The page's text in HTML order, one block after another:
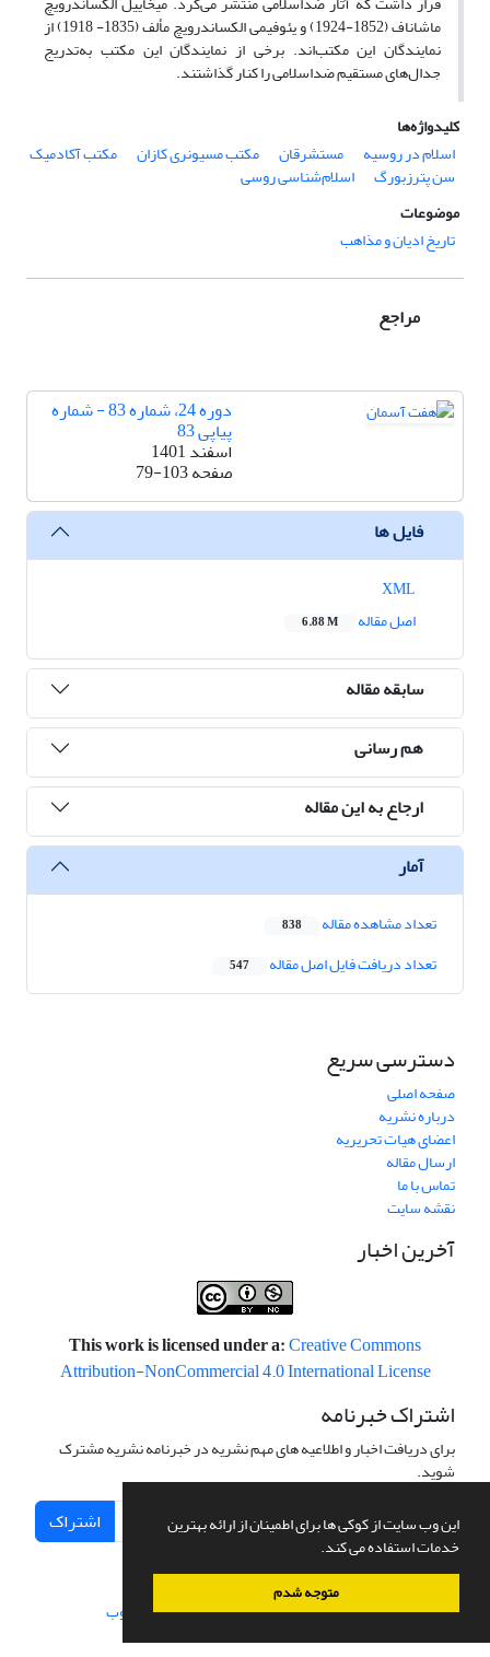
این وب سایت از کوکی ها برای اطمینان از ارائه بهترین
خدمات استفاده می کند.
متوجه شدم
ماشاناف (1852-1924) و یئوفیمی الکساندرویچ مألف (1835- 1918) از
نمایندگان این مکتب‌اند. برخی از نمایندگان این مکتب به‌تدریج
جدال‌های مستقیم ضداسلامی را کنار گذاشتند.
کلیدواژه‌ها
اسلام در روسیه
مستشرقان مکتب مسیونری کازان مکتب آکادمیک
سن پترزبورگ
اسلام‌شناسی روسی
موضوعات
تاریخ ادیان و مذاهب
مراجع
دوره 24، شماره 83 - شماره
پیاپی 83
اسفند 1401
صفحه79-103
فایل ها
اصل مقاله
6.88 M
سابقه مقاله
هم رسانی
ارجاع به این مقاله
آمار
تعداد مشاهده مقاله 838
تعداد دریافت فایل اصل مقاله 547
دسترسی سریع
صفحه اصلی
درباره نشریه
اعضای هیات تحریریه
ارسال مقاله
تماس با ما
نقشه سایت
آخرین اخبار
This work is licensed under a:Creative Commons
Attribution-NonCommercial 4.0 International License
اشتراک خبرنامه
برای دریافت اخبار و اطلاعیه های مهم نشریه در خبرنامه نشریه مشترک
شوید.
اشتراک
سامانه مدیریت نشریات علمی.طراحی و پیاده سازی از سیناوب